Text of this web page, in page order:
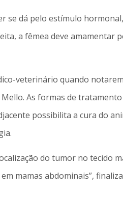
se dá pelo estímulo
a fêmea deve
veterinário quando
As formas de
possibilita a cura do
do tumor no tecido
mamas abdominais”,